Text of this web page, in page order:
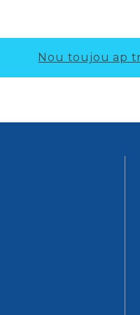
Nou toujou ap